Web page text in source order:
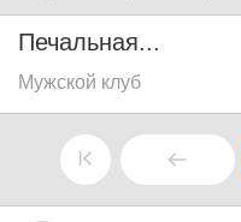
Печальная...
Мужской клуб